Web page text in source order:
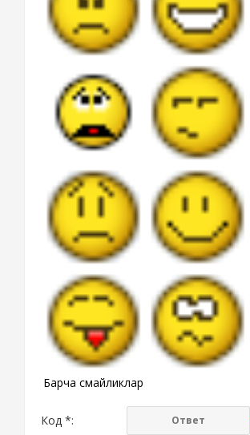
Барча смайликлар
Код *: